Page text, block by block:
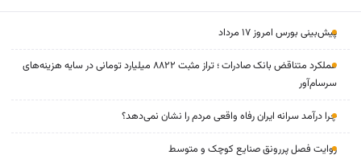
پیش‌بینی بورس امروز ۱۷ مرداد
عملکرد متناقض بانک صادرات ؛ تراز مثبت ۸۸۲۲ میلیارد تومانی در سایه هزینه‌های
سرسام‌آور
چرا درآمد سرانه ایران رفاه واقعی مردم را نشان نمی‌دهد؟
روایت فصل پررونق صنایع کوچک و متوسط